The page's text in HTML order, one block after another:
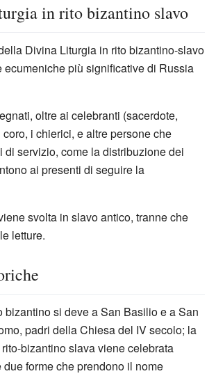
in rito bizantino slavo
Divina Liturgia in rito bizantino-slavo
ecumeniche più significative di Russia
oltre ai celebranti (sacerdote,
i chierici, e altre persone che
di servizio, come la distribuzione dei
ai presenti di seguire la
svolta in slavo antico, tranne che
letture.
bizantino si deve a San Basilio e a San
padri della Chiesa del IV secolo; la
bizantino slava viene celebrata
forme che prendono il nome